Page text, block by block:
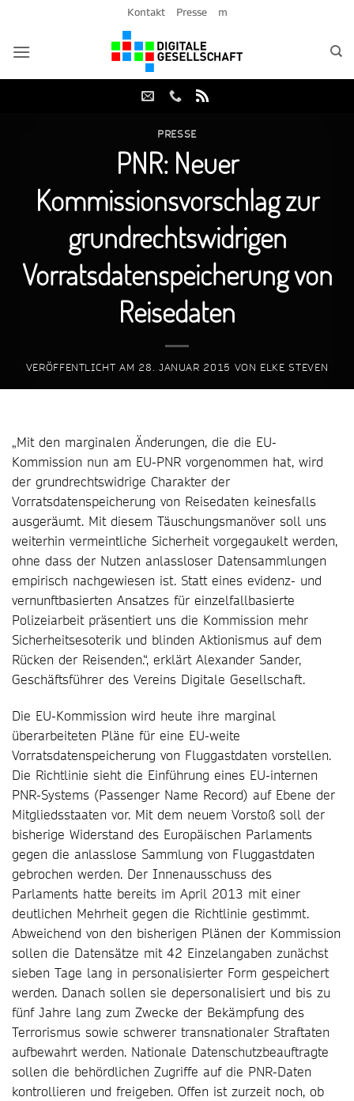
springen
Kontakt Presse m
PRESSE
PNR: Neuer
Kommissionsvorschlag zur
grundrechtswidrigen
Vorratsdatenspeicherung von
Reisedaten
VERÖFFENTLICHT AM 28. JANUAR 2015 VON ELKE STEVEN
„Mit den marginalen Änderungen, die die EU-
Kommission nun am EU-PNR vorgenommen hat, wird
der grundrechtswidrige Charakter der
Vorratsdatenspeicherung von Reisedaten keinesfalls
ausgeräumt. Mit diesem Täuschungsmanöver soll uns
weiterhin vermeintliche Sicherheit vorgegaukelt werden,
ohne dass der Nutzen anlassloser Datensammlungen
empirisch nachgewiesen ist. Statt eines evidenz- und
vernunftbasierten Ansatzes für einzelfallbasierte
Polizeiarbeit präsentiert uns die Kommission mehr
Sicherheitsesoterik und blinden Aktionismus auf dem
Rücken der Reisenden.“, erklärt Alexander Sander,
Geschäftsführer des Vereins Digitale Gesellschaft.
Die EU-Kommission wird heute ihre marginal
überarbeiteten Pläne für eine EU-weite
Vorratsdatenspeicherung von Fluggastdaten vorstellen.
Die Richtlinie sieht die Einführung eines EU-internen
PNR-Systems (Passenger Name Record) auf Ebene der
Mitgliedsstaaten vor. Mit dem neuem Vorstoß soll der
bisherige Widerstand des Europäischen Parlaments
gegen die anlasslose Sammlung von Fluggastdaten
gebrochen werden. Der Innenausschuss des
Parlaments hatte bereits im April 2013 mit einer
deutlichen Mehrheit gegen die Richtlinie gestimmt.
Abweichend von den bisherigen Plänen der Kommission
sollen die Datensätze mit 42 Einzelangaben zunächst
sieben Tage lang in personalisierter Form gespeichert
werden. Danach sollen sie depersonalisiert und bis zu
fünf Jahre lang zum Zwecke der Bekämpfung des
Terrorismus sowie schwerer transnationaler Straftaten
aufbewahrt werden. Nationale Datenschutzbeauftragte
sollen die behördlichen Zugriffe auf die PNR-Daten
kontrollieren und freigeben. Offen ist zurzeit noch, ob